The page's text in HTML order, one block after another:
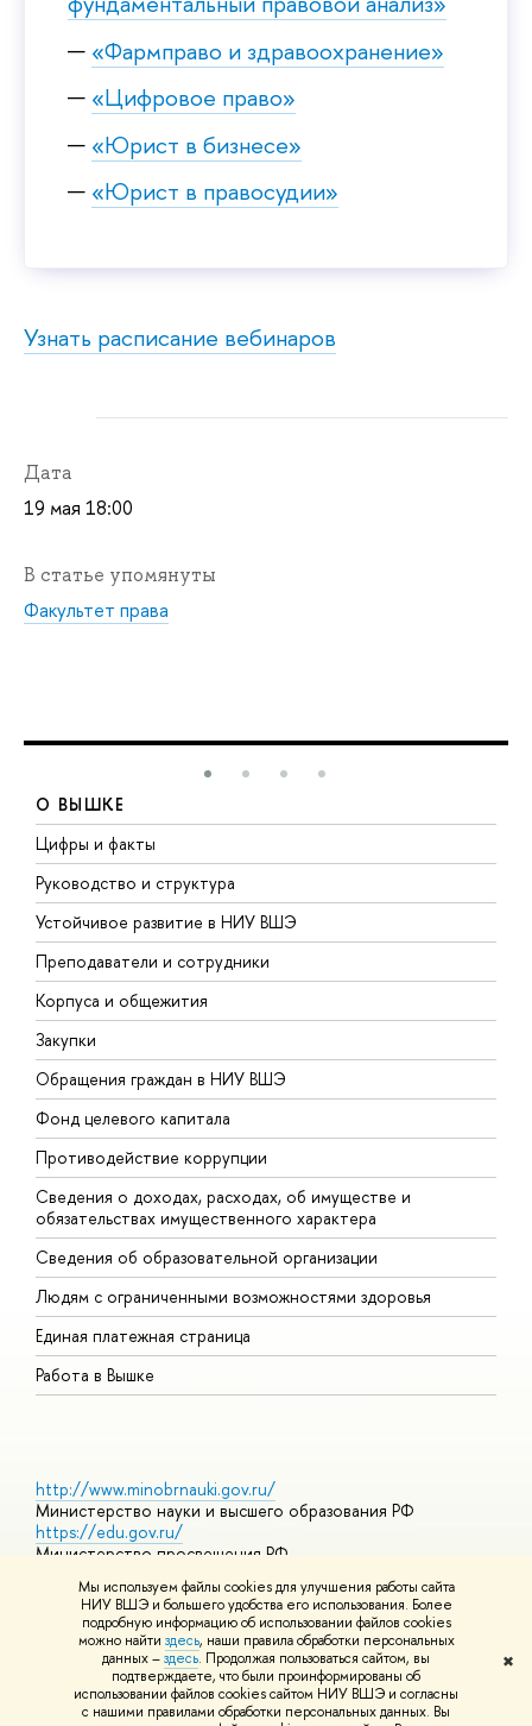
Мы используем файлы cookies для улучшения работы сайта
НИУ ВШЭ и большего удобства его использования. Более
подробную информацию об использовании файлов cookies
можно найти здесь, наши правила обработки персональных
данных –здесь. Продолжая пользоваться сайтом, вы
подтверждаете, что были проинформированы об
использовании файлов cookies сайтом НИУ ВШЭ и согласны
с нашими правилами обработки персональных данных. Вы
✖
«Фармправо и здравоохранение»
«Цифровое право»
«Юрист в бизнесе»
«Юрист в правосудии»
Узнать расписание вебинаров
Дата
19 мая 18:00
В статье упомянуты
Факультет права
О ВЫШКЕ
Цифры и факты
Руководство и структура
Устойчивое развитие в НИУ ВШЭ
Преподаватели и сотрудники
Корпуса и общежития
Закупки
Обращения граждан в НИУ ВШЭ
Фонд целевого капитала
Противодействие коррупции
Сведения о доходах, расходах, об имуществе и
обязательствах имущественного характера
Сведения об образовательной организации
Людям с ограниченными возможностями здоровья
Единая платежная страница
Работа в Вышке
http://www.minobrnauki.gov.ru/
Министерство науки и высшего образования РФ
https://edu.gov.ru/
Министерство просвещения РФ
Массовые открытые онлайн-курсы
© НИУ ВШЭ 1993–2026 Адреса и контактыУсловия
использования материалов Политика конфиденциальности